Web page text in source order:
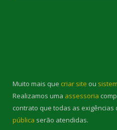
Muito mais que criar site ou
Realizamos uma assessoria
contrato que todas as exigências
pública serão atendidas.